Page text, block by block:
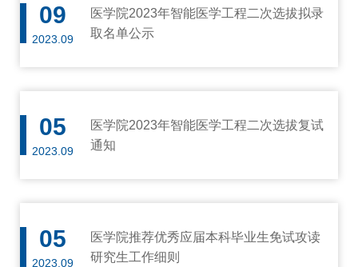
09
2023.09
医学院2023年智能医学工程二次选拔拟录
取名单公示
05
2023.09
医学院2023年智能医学工程二次选拔复试
通知
05
2023.09
医学院推荐优秀应届本科毕业生免试攻读
研究生工作细则